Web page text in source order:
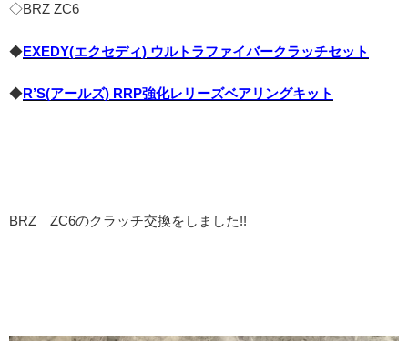
◇BRZ ZC6
◆EXEDY(エクセディ) ウルトラファイバークラッチセット
◆R’S(アールズ) RRP強化レリーズベアリングキット
BRZ ZC6のクラッチ交換をしました!!